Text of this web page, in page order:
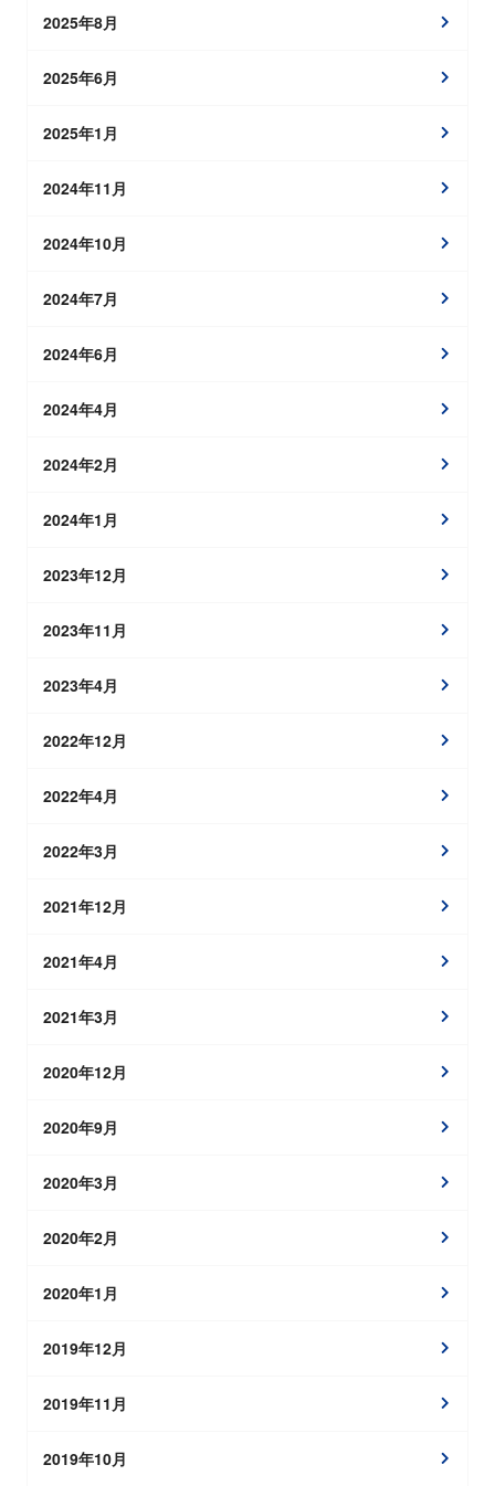
2025年8月
2025年6月
2025年1月
2024年11月
2024年10月
2024年7月
2024年6月
2024年4月
2024年2月
2024年1月
2023年12月
2023年11月
2023年4月
2022年12月
2022年4月
2022年3月
2021年12月
2021年4月
2021年3月
2020年12月
2020年9月
2020年3月
2020年2月
2020年1月
2019年12月
2019年11月
2019年10月